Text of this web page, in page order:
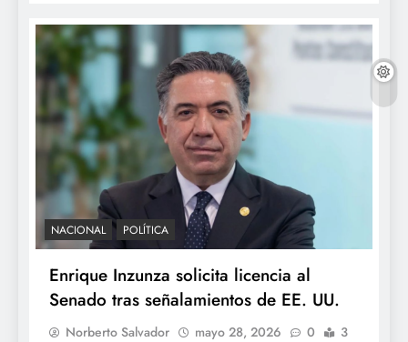
NACIONAL POLÍTICA
Enrique Inzunza solicita licencia al
Senado tras señalamientos de EE. UU.
Norberto Salvador mayo 28, 2026 0
3